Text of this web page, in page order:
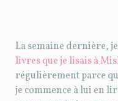
La semaine dernière,
livres que je lisais à
régulièrement parce
je commence à lui en